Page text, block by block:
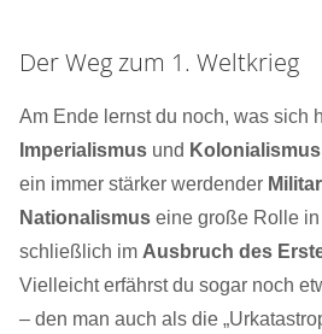
Der Weg zum 1. Weltkrieg
Am Ende lernst du noch, was sich
Imperialismus und Kolonialismus
ein immer stärker werdender
Nationalismus eine große Rolle
schließlich im Ausbruch des
Vielleicht erfährst du sogar noch
– den man auch als die